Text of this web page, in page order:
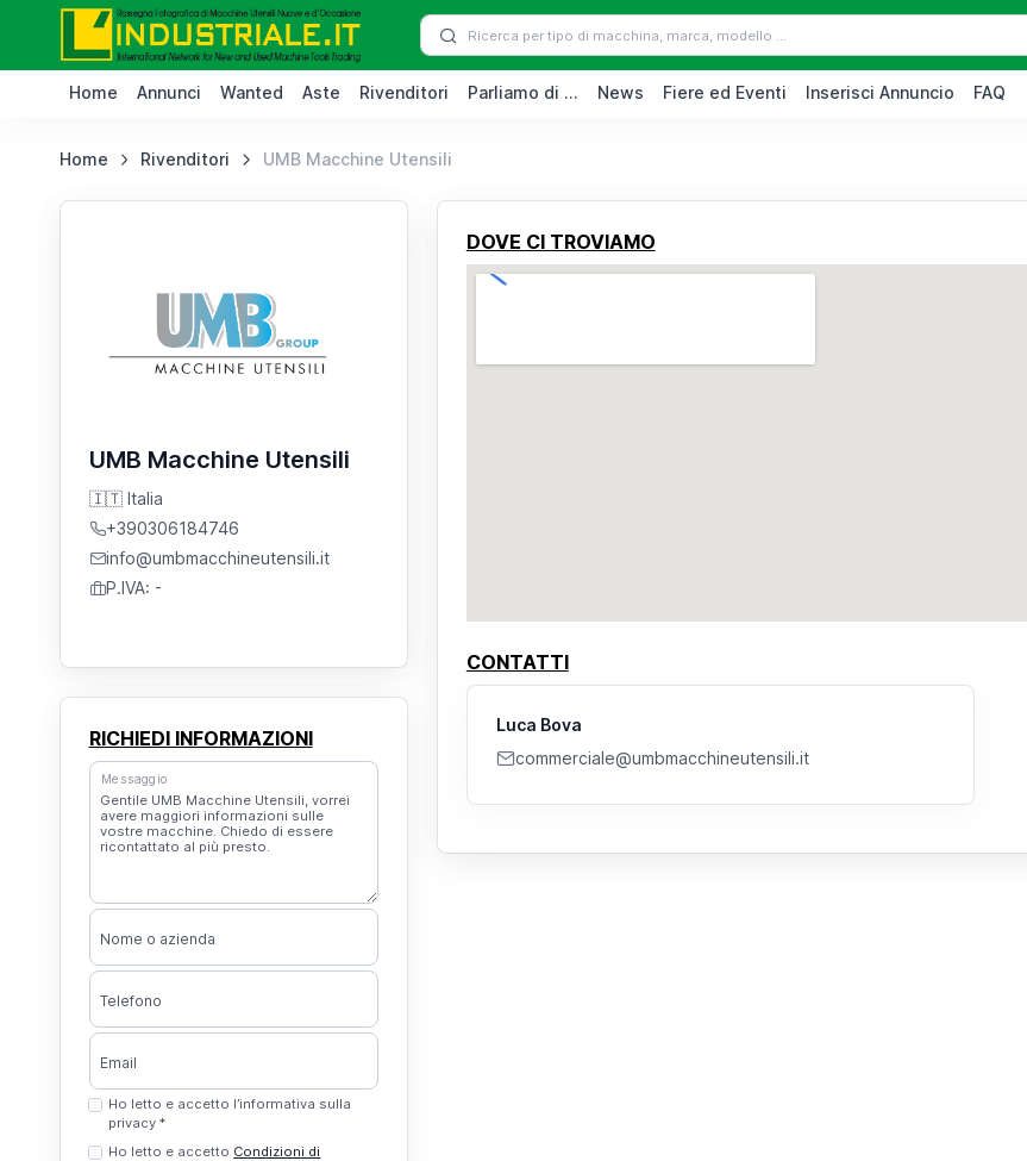
Home Annunci Wanted Aste Rivenditori Parliamo di ... News Fiere ed Eventi Inserisci Annuncio FAQ
Home Rivenditori UMB Macchine Utensili
UMB Macchine Utensili
🇮🇹 Italia
+390306184746
info@umbmacchineutensili.it
P.IVA: -
RICHIEDI INFORMAZIONI
Messaggio
Nome o azienda
Telefono
Email
Ho letto e accetto l’informativa sulla
privacy *
Ho letto e accetto Condizioni di
DOVE CI TROVIAMO
CONTATTI
Luca Bova
commerciale@umbmacchineutensili.it